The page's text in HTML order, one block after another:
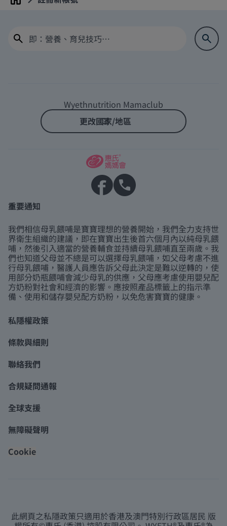
Home
Wyethnutrition Mamaclub
更改國家/地區
重要通知
我們相信母乳餵哺是寶寶理想的營養開始，我們全力支持世
界衛生組織的建議，即在寶寶出生後首六個月內以純母乳餵
哺，然後引入適當的營養輔食並持續母乳餵哺直至兩歲。我
們也知道父母並不總是可以選擇母乳餵哺，如父母考慮不進
行母乳餵哺，醫護人員應告訴父母此決定是難以逆轉的，使
用部分奶瓶餵哺會減少母乳的供應，父母應考慮使用嬰兒配
方奶粉對社會和經濟的影響。應按照產品標籤上的指示準
備、使用和儲存嬰兒配方奶粉，以免危害寶寶的健康。
私隱權政策
條款與細則
聯絡我們
合規疑問通報
全球支援
無障礙聲明
Cookie
此網頁之私隱政策只適用於香港及澳門特別行政區居民 版